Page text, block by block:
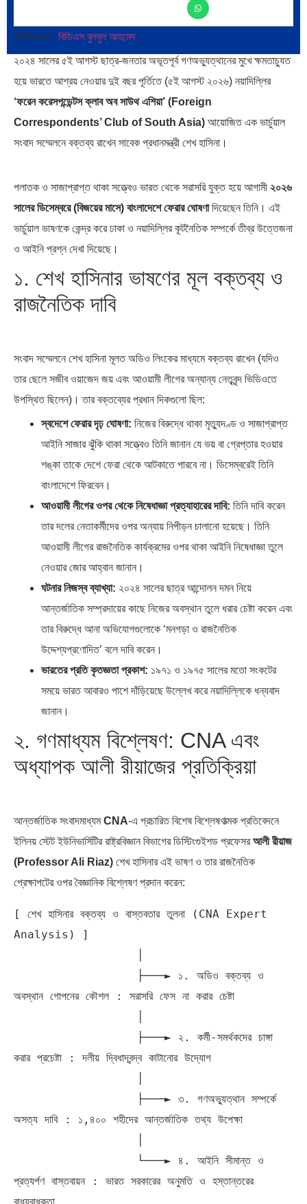
পূর্ব ইউরোপ বনাম তুরস্ক: শত… পৃথিবীতে বর্তমানে মোট দেশের সংখ্যা…
প্রতিবেদক: বিডিএস বুলবুল আহমেদ
২০২৪ সালের ৫ই আগস্ট ছাত্র-জনতার অভূতপূর্ব গণঅভ্যুত্থানের মুখে ক্ষমতাচ্যুত
হয়ে ভারতে আশ্রয় নেওয়ার দুই বছর পূর্তিতে (৫ই আগস্ট ২০২৬) নয়াদিল্লির
‘ফরেন করেসপন্ডেন্টস ক্লাব অব সাউথ এশিয়া’ (Foreign
Correspondents’ Club of South Asia) আয়োজিত এক ভার্চুয়াল
সংবাদ সম্মেলনে বক্তব্য রাখেন সাবেক প্রধানমন্ত্রী শেখ হাসিনা।
পলাতক ও সাজাপ্রাপ্ত থাকা সত্ত্বেও ভারত থেকে সরাসরি যুক্ত হয়ে আগামী ২০২৬
সালের ডিসেম্বরে (বিজয়ের মাসে) বাংলাদেশে ফেরার ঘোষণাদিয়েছেন তিনি। এই
ভার্চুয়াল ভাষণকে কেন্দ্র করে ঢাকা ও নয়াদিল্লির কূটনৈতিক সম্পর্কে তীব্র উত্তেজনা
ও আইনি প্রশ্ন দেখা দিয়েছে।
১. শেখ হাসিনার ভাষণের মূল বক্তব্য ও
রাজনৈতিক দাবি
সংবাদ সম্মেলনে শেখ হাসিনা মূলত অডিও লিংকের মাধ্যমে বক্তব্য রাখেন (যদিও
তার ছেলে সজীব ওয়াজেদ জয় এবং আওয়ামী লীগের অন্যান্য নেতৃবৃন্দ ভিডিওতে
উপস্থিত ছিলেন)। তার বক্তব্যের প্রধান দিকগুলো ছিল:
স্বদেশে ফেরার দৃঢ় ঘোষণা: নিজের বিরুদ্ধে থাকা মৃত্যুদণ্ড ও সাজাপ্রাপ্ত
আইনি সাজার ঝুঁকি থাকা সত্ত্বেও তিনি জানান যে ভয় বা গ্রেপ্তার হওয়ার
শঙ্কা তাকে দেশে ফেরা থেকে আটকাতে পারবে না। ডিসেম্বরেই তিনি
বাংলাদেশে ফিরবেন।
আওয়ামী লীগের ওপর থেকে নিষেধাজ্ঞা প্রত্যাহারের দাবি: তিনি দাবি করেন
তার দলের নেতাকর্মীদের ওপর অন্যায় নিপীড়ন চালানো হয়েছে। তিনি
আওয়ামী লীগের রাজনৈতিক কার্যক্রমের ওপর থাকা আইনি নিষেধাজ্ঞা তুলে
নেওয়ার জোর আহ্বান জানান।
ঘটনার নিজস্ব ব্যাখ্যা: ২০২৪ সালের ছাত্র আন্দোলন দমন নিয়ে
আন্তর্জাতিক সম্প্রদায়ের কাছে নিজের অবস্থান তুলে ধরার চেষ্টা করেন এবং
তার বিরুদ্ধে আনা অভিযোগগুলোকে ‘মনগড়া ও রাজনৈতিক
উদ্দেশ্যপ্রণোদিত’ বলে দাবি করেন।
ভারতের প্রতি কৃতজ্ঞতা প্রকাশ: ১৯৭১ ও ১৯৭৫ সালের মতো সংকটের
সময়ে ভারত আবারও পাশে দাঁড়িয়েছে উল্লেখ করে নয়াদিল্লিকে ধন্যবাদ
জানান।
২. গণমাধ্যম বিশ্লেষণ: CNA এবং
অধ্যাপক আলী রীয়াজের প্রতিক্রিয়া
আন্তর্জাতিক সংবাদমাধ্যমCNA-এ প্রচারিত বিশেষ বিশ্লেষণাত্মক প্রতিবেদনে
ইলিনয় স্টেট ইউনিভার্সিটির রাষ্ট্রবিজ্ঞান বিভাগের ডিস্টিংগুইশড প্রফেসরআলী রীয়াজ
(Professor Ali Riaz) শেখ হাসিনার এই ভাষণ ও তার রাজনৈতিক
প্রেক্ষাপটের ওপর বৈজ্ঞানিক বিশ্লেষণ প্রদান করেন:
[ শেখ হাসিনার বক্তব্য ও বাস্তবতার তুলনা (CNA Expert
Analysis) ]
অবস্থান গোপনের কৌশল : সরাসরি ফেস না করার চেষ্টা
করার প্রচেষ্টা : দলীয় দ্বিধাদ্বন্দ্ব কাটানোর উদ্যোগ
অসত্য দাবি : ১,৪০০ শহীদের আন্তর্জাতিক তথ্য উপেক্ষা
প্রত্যর্পণ বাস্তবায়ন : ভারত সরকারের অনুমতি ও হস্তান্তরের